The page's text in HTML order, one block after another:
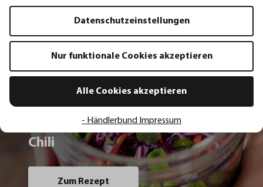
Rezept Inspirationen
Rotes Sauerkraut mit Möhren,
Frühlingszwiebeln, Koriander und
Chili
Zum Rezept
Alle Rezepte
Datenschutzeinstellungen
Nur funktionale Cookies akzeptieren
Alle Cookies akzeptieren
- Händlerbund Impressum